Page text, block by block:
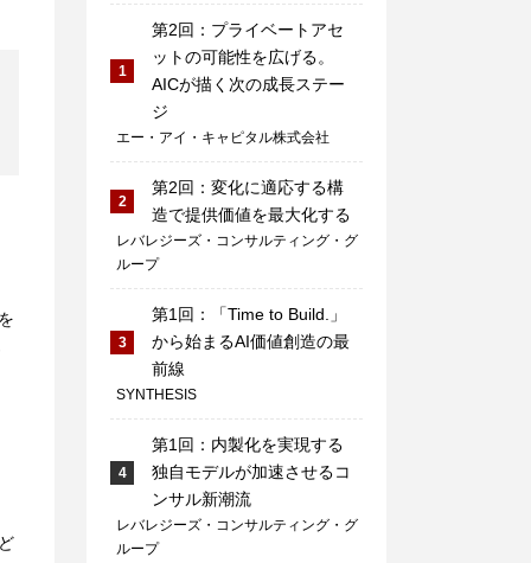
1
第2回：プライベートアセ
ットの可能性を広げる。
AICが描く次の成長ステー
ジ
エー・アイ・キャピタル株式会社
2
第2回：変化に適応する構
造で提供価値を最大化する
レバレジーズ・コンサルティング・グ
ループ
3
第1回：「Time to Build.」
から始まるAI価値創造の最
前線
SYNTHESIS
4
第1回：内製化を実現する
独自モデルが加速させるコ
ンサル新潮流
レバレジーズ・コンサルティング・グ
ループ